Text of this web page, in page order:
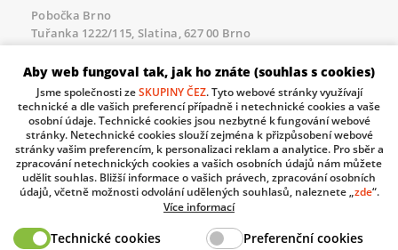
Pobočka Brno
Tuřanka 1222/115, Slatina, 627 00 Brno
Tel.:+420 461 100 823, E-mailinfo@domat.cz
Servisní linka pro námi realizované akce
Po – Pá 8.30 – 17.00
tel:+420 733 421 878, E-mailservis@domat.cz
Technická podpora:
Tel.:+420 461 100 666 , WhatsApp:+420 603 735 402
Informace o zpracovávaných osobních údajích.
Aby web fungoval tak, jak ho znáte (souhlas s cookies)
Jsme společnosti zeSKUPINY ČEZ. Tyto webové stránky využívají
technické a dle vašich preferencí případně i netechnické cookies a vaše
osobní údaje. Technické cookies jsou nezbytné k fungování webové
stránky. Netechnické cookies slouží zejména k přizpůsobení webové
stránky vašim preferencím, k personalizaci reklam a analytice. Pro sběr a
zpracování netechnických cookies a vašich osobních údajů nám můžete
udělit souhlas. Bližší informace o vašich právech, zpracování osobních
údajů, včetně možnosti odvolání udělených souhlasů, naleznete „zde“.
Více informací
Technické cookies Preferenční cookies